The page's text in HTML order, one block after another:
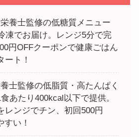
栄養士監修の低糖質メニュー
凍でお届け。レンジ5分で完
円OFFクーポンで健康ごはん
ート！
養士監修の低脂質・高たんぱく
あたり400kcal以下で提供。
レンジでチン、初回500円
すい！